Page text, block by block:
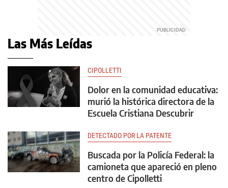
Las Más Leídas
CIPOLLETTI
Dolor en la comunidad educativa:
murió la histórica directora de la
Escuela Cristiana Descubrir
DETECTADO POR LA PATENTE
Buscada por la Policía Federal: la
camioneta que apareció en pleno
centro de Cipolletti